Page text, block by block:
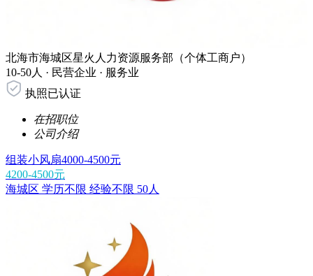
北海市海城区星火人力资源服务部（个体工商户）
10-50人 · 民营企业 · 服务业
执照已认证
在招职位
公司介绍
组装小风扇4000-4500元
4200-4500元
海城区 学历不限 经验不限 50人